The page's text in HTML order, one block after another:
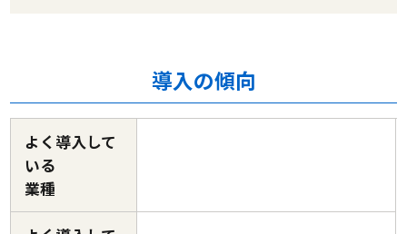
導入の傾向
よく導入して
いる
業種